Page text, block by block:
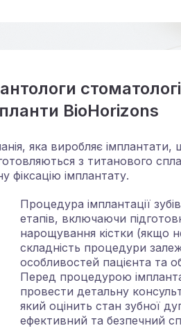
BioHorizons
яка виробляє
з титанового
фіксацію імплантату.
Процедура імплантації
етапів, включаючи
нарощування кістки (якщо
складність процедури
особливостей пацієнта та
Перед процедурою
провести детальну
який оцінить стан зубної
ефективний та безпечний